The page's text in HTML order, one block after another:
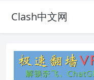
Clash中文网